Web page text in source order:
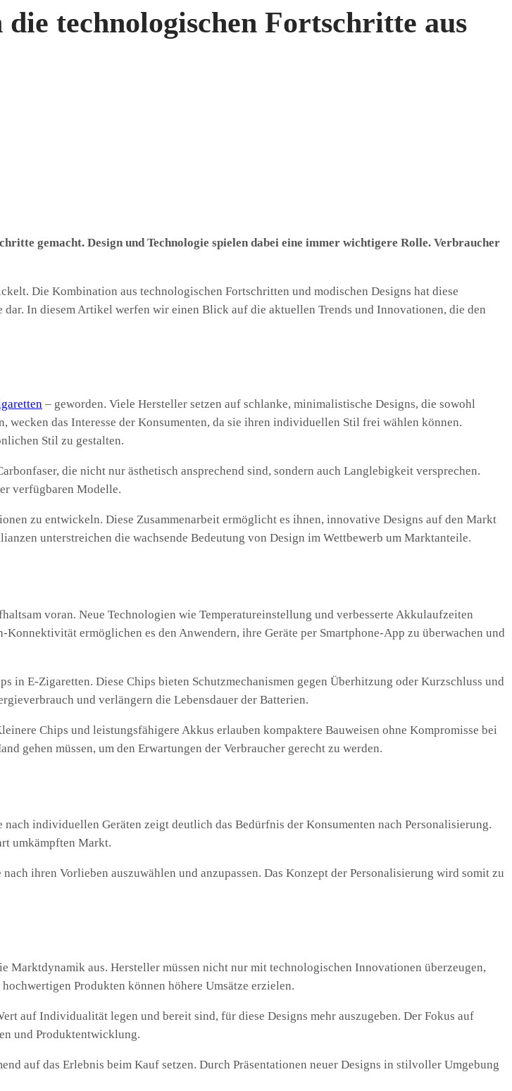
technologischen Fortschritte aus
gemacht. Design und Technologie spielen dabei eine immer wichtigere Rolle. Verbraucher
Die Kombination aus technologischen Fortschritten und modischen Designs hat diese
In diesem Artikel werfen wir einen Blick auf die aktuellen Trends und Innovationen, die den
– geworden. Viele Hersteller setzen auf schlanke, minimalistische Designs, die sowohl
das Interesse der Konsumenten, da sie ihren individuellen Stil frei wählen können.
Stil zu gestalten.
die nicht nur ästhetisch ansprechend sind, sondern auch Langlebigkeit versprechen.
verfügbaren Modelle.
zu entwickeln. Diese Zusammenarbeit ermöglicht es ihnen, innovative Designs auf den Markt
unterstreichen die wachsende Bedeutung von Design im Wettbewerb um Marktanteile.
voran. Neue Technologien wie Temperatureinstellung und verbesserte Akkulaufzeiten
ermöglichen es den Anwendern, ihre Geräte per Smartphone-App zu überwachen und
E-Zigaretten. Diese Chips bieten Schutzmechanismen gegen Überhitzung oder Kurzschluss und
und verlängern die Lebensdauer der Batterien.
Chips und leistungsfähigere Akkus erlauben kompaktere Bauweisen ohne Kompromisse bei
gehen müssen, um den Erwartungen der Verbraucher gerecht zu werden.
individuellen Geräten zeigt deutlich das Bedürfnis der Konsumenten nach Personalisierung.
umkämpften Markt.
ihren Vorlieben auszuwählen und anzupassen. Das Konzept der Personalisierung wird somit zu
aus. Hersteller müssen nicht nur mit technologischen Innovationen überzeugen,
Produkten können höhere Umsätze erzielen.
auf Individualität legen und bereit sind, für diese Designs mehr auszugeben. Der Fokus auf
und Produktentwicklung.
auf das Erlebnis beim Kauf setzen. Durch Präsentationen neuer Designs in stilvoller Umgebung